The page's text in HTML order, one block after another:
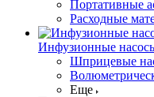
Портативные
Расходные
Инфузионные
Шприцевые
Еще